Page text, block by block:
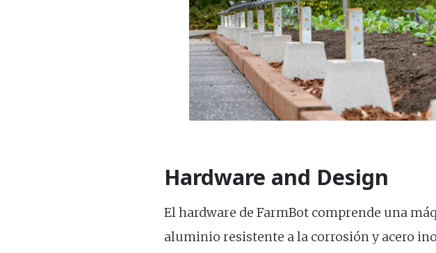
Hardware and Design
El hardware de FarmBot comprende una
aluminio resistente a la corrosión y acero